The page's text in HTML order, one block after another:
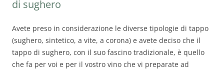
di sughero
Avete preso in considerazione le diverse tipologie di tappo
(sughero, sintetico, a vite, a corona) e avete deciso che il
tappo di sughero, con il suo fascino tradizionale, è quello
che fa per voi e per il vostro vino che vi preparate ad